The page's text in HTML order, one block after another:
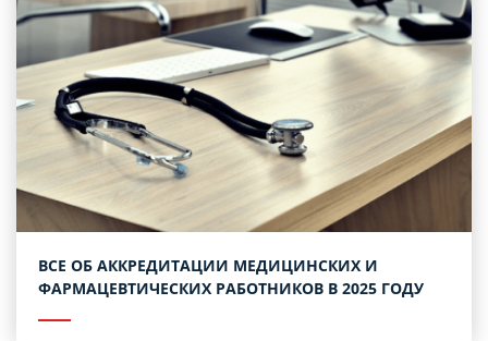
ВСЕ ОБ АККРЕДИТАЦИИ МЕДИЦИНСКИХ И
ФАРМАЦЕВТИЧЕСКИХ РАБОТНИКОВ В 2025 ГОДУ